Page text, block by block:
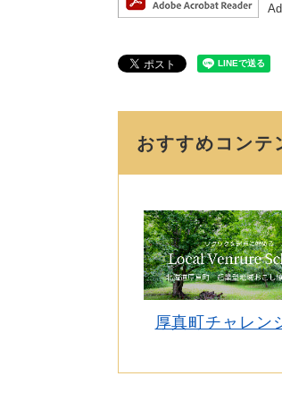
おすすめコンテ
厚真町チャレン